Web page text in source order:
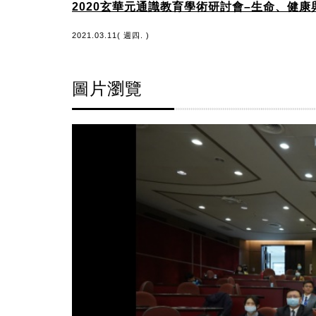
2020玄華元通識教育學術研討會–生命、健康
2021.03.11( 週四. )
圖片瀏覽